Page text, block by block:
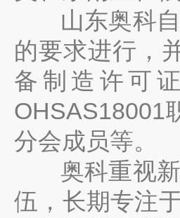
山东奥科
的要求进行，
备制造许可
OHSAS18001
分会成员等。
奥科重视
伍，长期专注